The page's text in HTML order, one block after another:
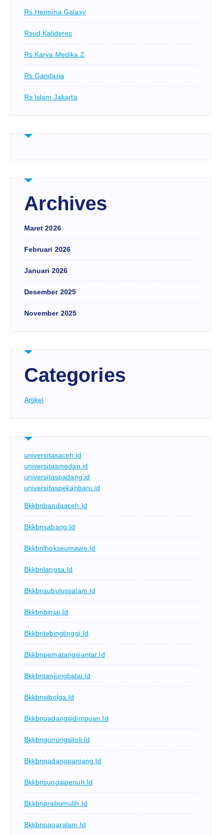
Rs Hermina Galaxy
Rsud Kalideres
Rs Karya Medika 2
Rs Gandaria
Rs Islam Jakarta
Archives
Maret 2026
Februari 2026
Januari 2026
Desember 2025
November 2025
Categories
Artikel
universitasaceh.id
universitasmedan.id
universitaspadang.id
universitaspekanbaru.id
Bkkbnbandaaceh.id
Bkkbnsabang.id
Bkkbnlhokseumawe.id
Bkkbnlangsa.id
Bkkbnsubulussalam.id
Bkkbnbinjai.id
Bkkbntebingtinggi.id
Bkkbnpematangsiantar.id
Bkkbntanjungbalai.id
Bkkbnsibolga.id
Bkkbnpadangsidimpuan.id
Bkkbngunungsitoli.id
Bkkbnpadangpanjang.id
Bkkbnsungaipenuh.id
Bkkbnprabumulih.id
Bkkbnpagaralam.id